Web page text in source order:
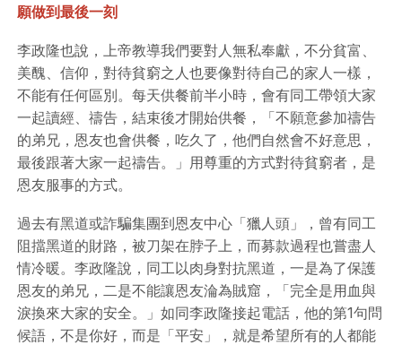
願做到最後一刻
李政隆也說，上帝教導我們要對人無私奉獻，不分貧富、
美醜、信仰，對待貧窮之人也要像對待自己的家人一樣，
不能有任何區別。每天供餐前半小時，會有同工帶領大家
一起讀經、禱告，結束後才開始供餐，「不願意參加禱告
的弟兄，恩友也會供餐，吃久了，他們自然會不好意思，
最後跟著大家一起禱告。」用尊重的方式對待貧窮者，是
恩友服事的方式。
過去有黑道或詐騙集團到恩友中心「獵人頭」，曾有同工
阻擋黑道的財路，被刀架在脖子上，而募款過程也嘗盡人
情冷暖。李政隆說，同工以肉身對抗黑道，一是為了保護
恩友的弟兄，二是不能讓恩友淪為賊窟，「完全是用血與
淚換來大家的安全。」如同李政隆接起電話，他的第1句問
候語，不是你好，而是「平安」，就是希望所有的人都能